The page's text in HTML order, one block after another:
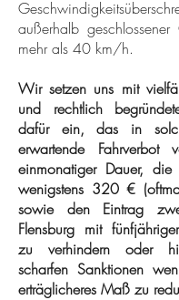
außerhalb geschlossener
mehr als 40 km/h.
Wir setzen uns mit
und rechtlich
dafür ein, das in
erwartende Fahrverbot
einmonatiger Dauer,
wenigstens 320 €
sowie den Eintrag
Flensburg mit
zu verhindern oder
scharfen Sanktionen
erträglicheres Maß zu